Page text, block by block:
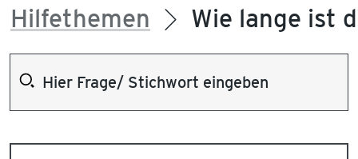
Hilfethemen Wie lange ist